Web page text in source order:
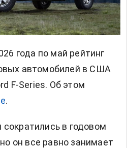
года по май рейтинг
автомобилей в США
F-Series. Об этом
.
в годовом
он все равно занимает